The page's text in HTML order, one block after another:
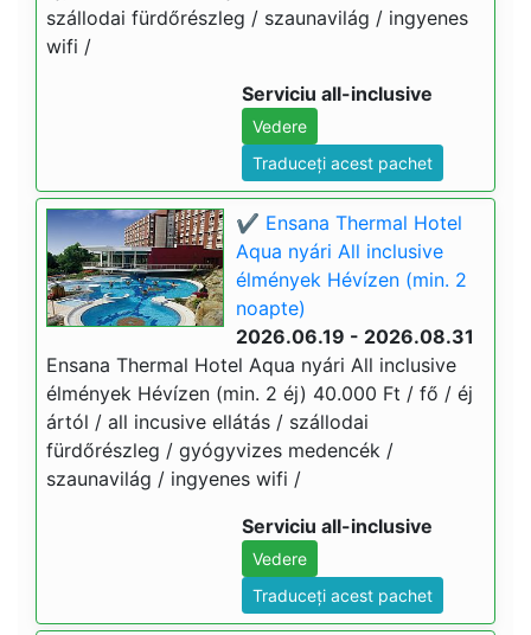
szállodai fürdőrészleg / szaunavilág / ingyenes
wifi /
Serviciu all-inclusive
Vedere
Traduceți acest pachet
✔️ Ensana Thermal Hotel
Aqua nyári All inclusive
élmények Hévízen (min. 2
noapte)
2026.06.19 - 2026.08.31
Ensana Thermal Hotel Aqua nyári All inclusive
élmények Hévízen (min. 2 éj) 40.000 Ft / fő / éj
ártól / all incusive ellátás / szállodai
fürdőrészleg / gyógyvizes medencék /
szaunavilág / ingyenes wifi /
Serviciu all-inclusive
Vedere
Traduceți acest pachet